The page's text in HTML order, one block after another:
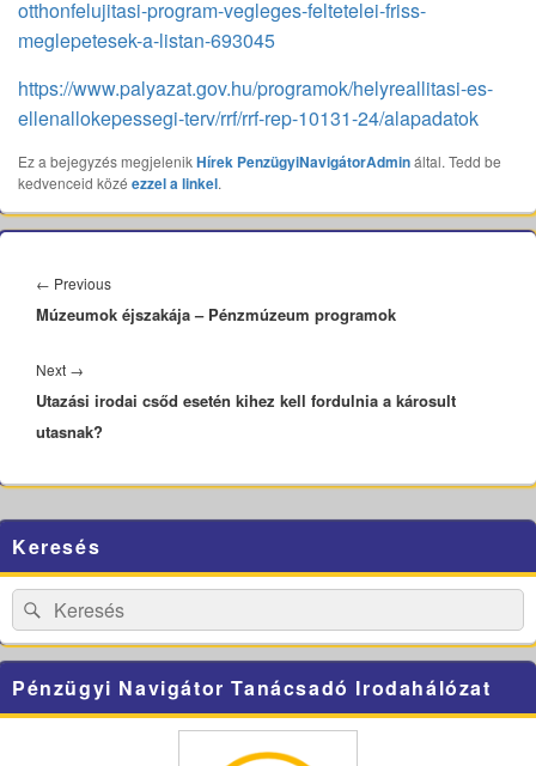
otthonfelujitasi-program-vegleges-feltetelei-friss-
meglepetesek-a-listan-693045
https://www.palyazat.gov.hu/programok/helyreallitasi-es-
ellenallokepessegi-terv/rrf/rrf-rep-10131-24/alapadatok
Ez a bejegyzés megjelenikHírek PenzügyiNavigátorAdmináltal. Tedd be
kedvenceid közé ezzel a linkel.
navigáció
← PreviousPrevious
post:
Múzeumok éjszakája – Pénzmúzeum programok
Next →
post:
Utazási irodai csőd esetén kihez kell fordulnia a károsult
utasnak?
Sidebar
Widget
Area
Keresés
Search
for:
Search
Pénzügyi Navigátor Tanácsadó Irodahálózat